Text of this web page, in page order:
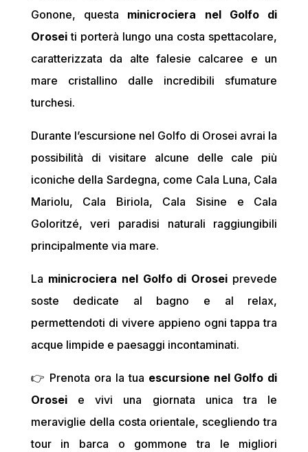
Gonone, questa minicrociera nel Golfo di
Oroseiti porterà lungo una costa spettacolare,
caratterizzata da alte falesie calcaree e un
mare cristallino dalle incredibili sfumature
turchesi.
Durante l’escursione nel Golfo di Orosei avrai la
possibilità di visitare alcune delle cale più
iconiche della Sardegna, come Cala Luna, Cala
Mariolu, Cala Biriola, Cala Sisine e Cala
Goloritzé, veri paradisi naturali raggiungibili
principalmente via mare.
La minicrociera nel Golfo di Orosei prevede
soste dedicate al bagno e al relax,
permettendoti di vivere appieno ogni tappa tra
acque limpide e paesaggi incontaminati.
👉 Prenota ora la tua escursione nel Golfo di
Oroseie vivi una giornata unica tra le
meraviglie della costa orientale, scegliendo tra
tour in barca o gommone tra le migliori